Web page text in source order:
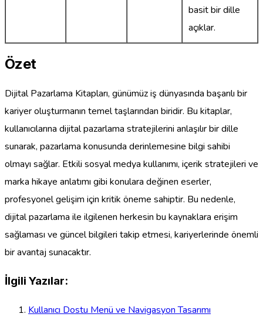
basit bir dille
açıklar.
Özet
Dijital Pazarlama Kitapları, günümüz iş dünyasında başarılı bir
kariyer oluşturmanın temel taşlarından biridir. Bu kitaplar,
kullanıcılarına dijital pazarlama stratejilerini anlaşılır bir dille
sunarak, pazarlama konusunda derinlemesine bilgi sahibi
olmayı sağlar. Etkili sosyal medya kullanımı, içerik stratejileri ve
marka hikaye anlatımı gibi konulara değinen eserler,
profesyonel gelişim için kritik öneme sahiptir. Bu nedenle,
dijital pazarlama ile ilgilenen herkesin bu kaynaklara erişim
sağlaması ve güncel bilgileri takip etmesi, kariyerlerinde önemli
bir avantaj sunacaktır.
İlgili Yazılar:
Kullanıcı Dostu Menü ve Navigasyon Tasarımı